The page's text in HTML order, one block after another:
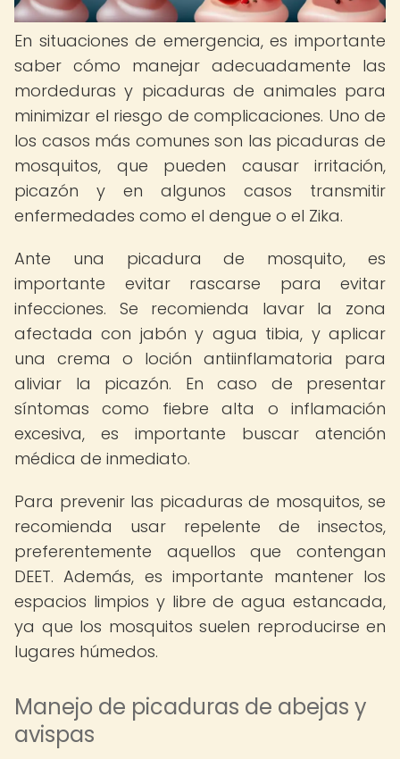
En situaciones de emergencia, es importante
saber cómo manejar adecuadamente las
mordeduras y picaduras de animales para
minimizar el riesgo de complicaciones. Uno de
los casos más comunes son las picaduras de
mosquitos, que pueden causar irritación,
picazón y en algunos casos transmitir
enfermedades como el dengue o el Zika.
Ante una picadura de mosquito, es
importante evitar rascarse para evitar
infecciones. Se recomienda lavar la zona
afectada con jabón y agua tibia, y aplicar
una crema o loción antiinflamatoria para
aliviar la picazón. En caso de presentar
síntomas como fiebre alta o inflamación
excesiva, es importante buscar atención
médica de inmediato.
Para prevenir las picaduras de mosquitos, se
recomienda usar repelente de insectos,
preferentemente aquellos que contengan
DEET. Además, es importante mantener los
espacios limpios y libre de agua estancada,
ya que los mosquitos suelen reproducirse en
lugares húmedos.
Manejo de picaduras de abejas y
avispas